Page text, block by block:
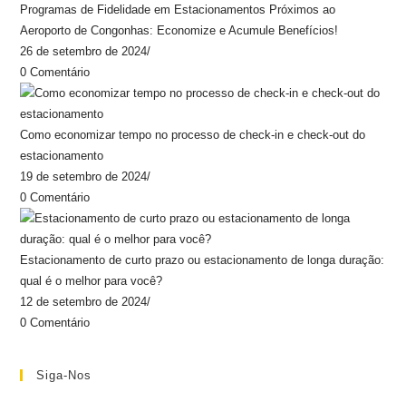
Programas de Fidelidade em Estacionamentos Próximos ao
Aeroporto de Congonhas: Economize e Acumule Benefícios!
26 de setembro de 2024/
0 Comentário
Como economizar tempo no processo de check-in e check-out do
estacionamento
19 de setembro de 2024/
0 Comentário
Estacionamento de curto prazo ou estacionamento de longa duração:
qual é o melhor para você?
12 de setembro de 2024/
0 Comentário
Siga-Nos